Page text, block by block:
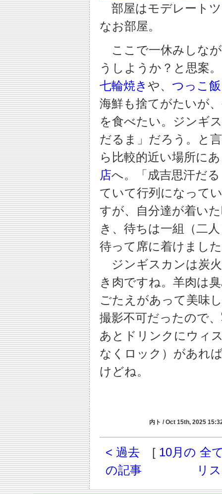
部屋はモデレート
なお部屋。
ここで一休みしな
うしようか？と思案
七輪焼き や、 つっこ
海鮮も捨てがたいが
を食べたい。ジンギ
だるま」だろう。と
ら比較的近い場所に
店へ。「成吉思汗だ
ていて行列になって
すが、自分達が着い
き、待ちは一組（二
待って席に着けまし
ジンギスカンは炭
き肉ですね。羊肉は
ごたえがあって美味
撮影不可だったので
あとドリンクにウィ
なくロック）があれ
けどね。
内ト / Oct 15th, 2025
< 過去
の記事
[ 10月の 全
リ